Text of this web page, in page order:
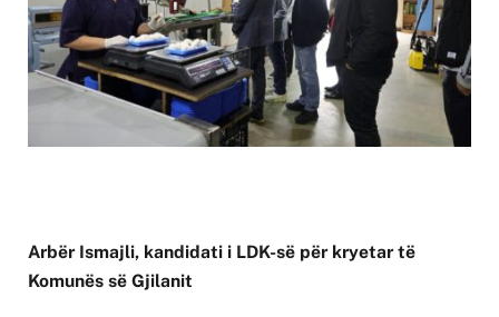
Arbër Ismajli, kandidati i LDK-së për kryetar të
Komunës së Gjilanit